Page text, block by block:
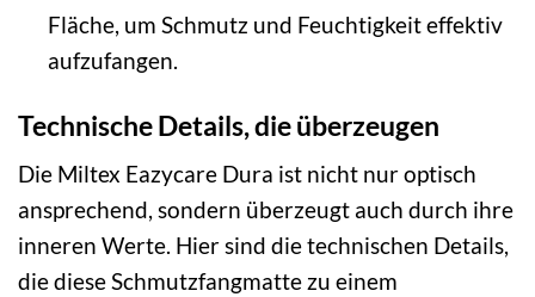
Fläche, um Schmutz und Feuchtigkeit effektiv
aufzufangen.
Technische Details, die überzeugen
Die Miltex Eazycare Dura ist nicht nur optisch
ansprechend, sondern überzeugt auch durch ihre
inneren Werte. Hier sind die technischen Details,
die diese Schmutzfangmatte zu einem